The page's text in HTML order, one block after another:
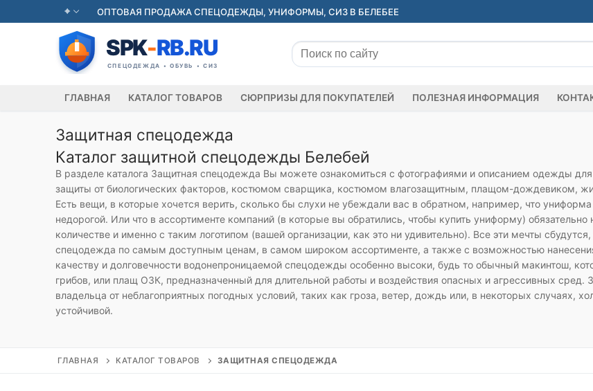
к
содержимому
ОПТОВАЯ ПРОДАЖА СПЕЦОДЕЖДЫ, УНИФОРМЫ, СИЗ В БЕЛЕБЕЕ
Искать:
ГЛАВНАЯ КАТАЛОГ ТОВАРОВ СЮРПРИЗЫ ДЛЯ ПОКУПАТЕЛЕЙ ПОЛЕЗНАЯ ИНФОРМАЦИЯ
Защитная спецодежда
Каталог защитной спецодежды Белебей
В разделе каталога Защитная спецодежда Вы можете ознакомиться с фотографиями и описанием одежды
защиты от биологических факторов, костюмом сварщика, костюмом влагозащитным, плащом-дождевиком,
Есть вещи, в которые хочется верить, сколько бы слухи не убеждали вас в обратном, например, что
недорогой. Или что в ассортименте компаний (в которые вы обратились, чтобы купить униформу)
количестве и именно с таким логотипом (вашей организации, как это ни удивительно). Все эти мечты
спецодежда по самым доступным ценам, в самом широком ассортименте, а также с возможностью
качеству и долговечности водонепроницаемой спецодежды особенно высоки, будь то обычный макинтош,
грибов, или плащ ОЗК, предназначенный для длительной работы и воздействия опасных и агрессивных
владельца от неблагоприятных погодных условий, таких как гроза, ветер, дождь или, в некоторых случаях,
устойчивой.
ГЛАВНАЯ КАТАЛОГ ТОВАРОВ ЗАЩИТНАЯ СПЕЦОДЕЖДА